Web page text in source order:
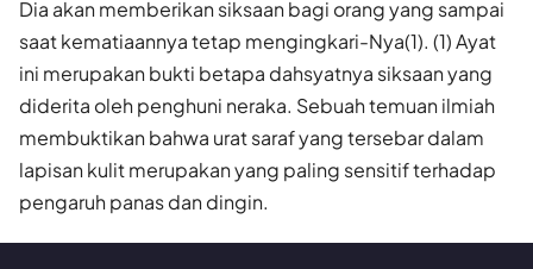
Dia akan memberikan siksaan bagi orang yang sampai
saat kematiaannya tetap mengingkari-Nya(1). (1) Ayat
ini merupakan bukti betapa dahsyatnya siksaan yang
diderita oleh penghuni neraka. Sebuah temuan ilmiah
membuktikan bahwa urat saraf yang tersebar dalam
lapisan kulit merupakan yang paling sensitif terhadap
pengaruh panas dan dingin.